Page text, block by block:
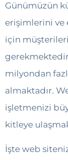
Günümüzün
erişimlerini ve
için
milyondan
almaktadır.
işletmenizi
kitleye
İşte web